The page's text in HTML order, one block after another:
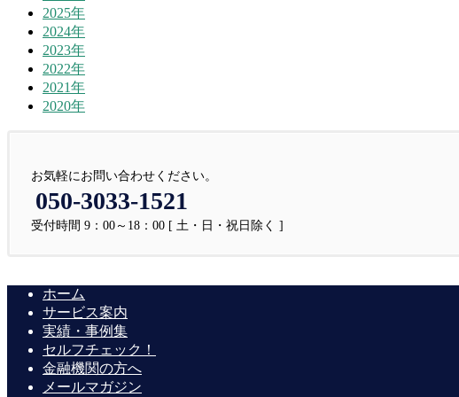
2025年
2024年
2023年
2022年
2021年
2020年
お気軽にお問い合わせください。
050-3033-1521
受付時間 9：00～18：00 [ 土・日・祝日除く ]
ホーム
サービス案内
実績・事例集
セルフチェック！
金融機関の方へ
メールマガジン